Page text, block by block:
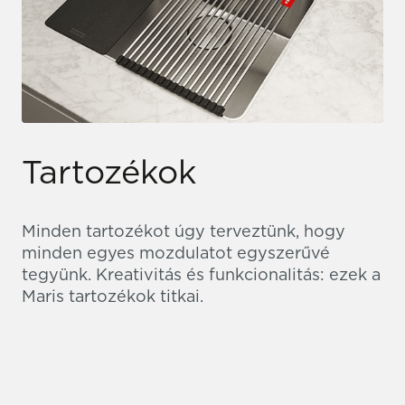
Tartozékok
Minden tartozékot úgy terveztünk, hogy
minden egyes mozdulatot egyszerűvé
tegyünk. Kreativitás és funkcionalitás: ezek a
Maris tartozékok titkai.